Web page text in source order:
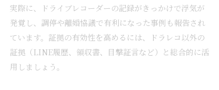
実際に、ドライブレコーダーの記録がきっかけで浮気が
発覚し、調停や離婚協議で有利になった事例も報告され
ています。証拠の有効性を高めるには、ドラレコ以外の
証拠（LINE履歴、領収書、目撃証言など）と総合的に活
用しましょう。